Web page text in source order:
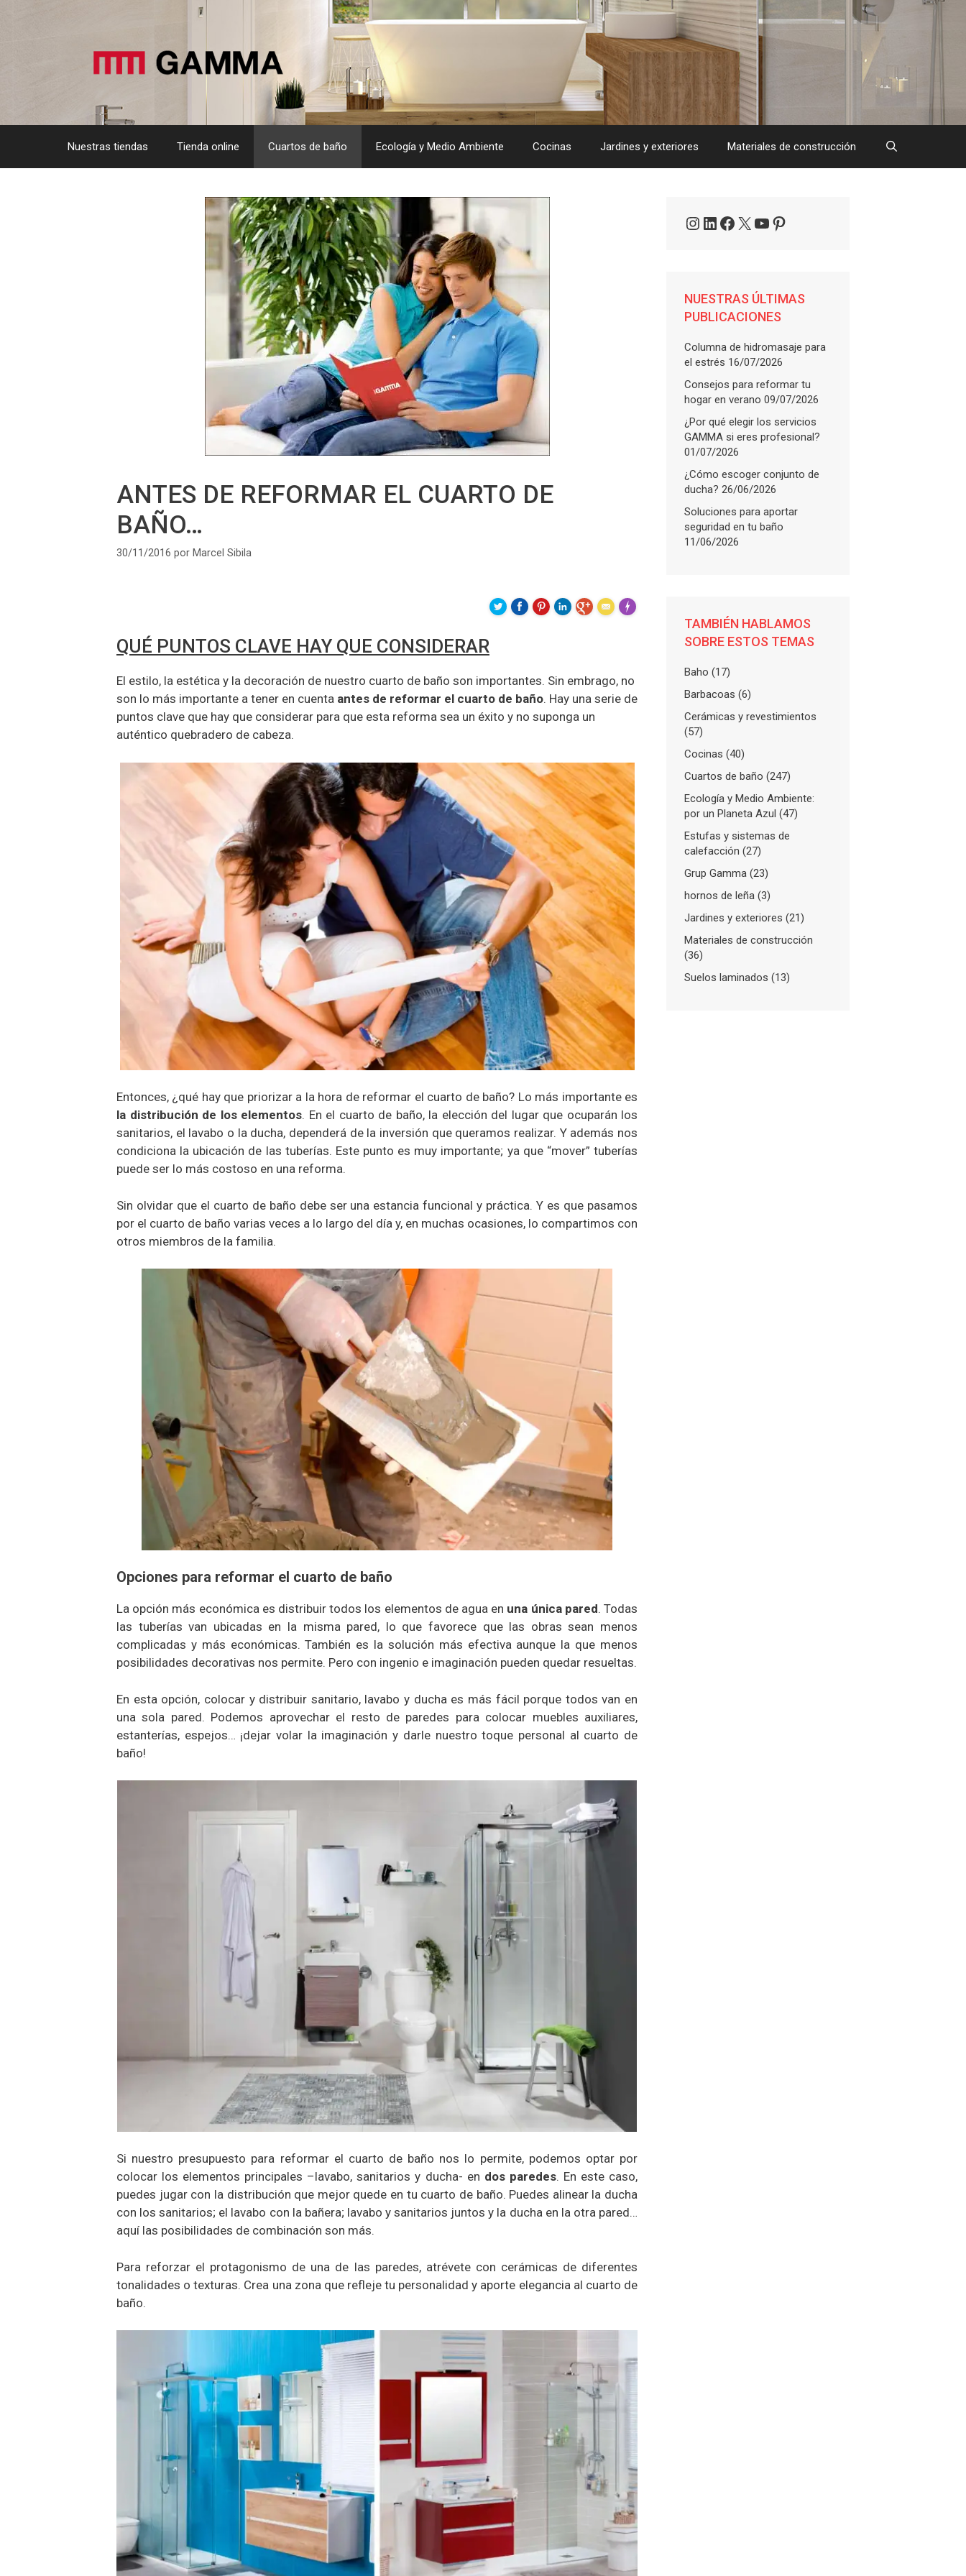
Nuestras tiendas Tienda online Cuartos de baño Ecología y Medio Ambiente Cocinas Jardines y exteriores Materiales de construcción
ANTES DE REFORMAR EL CUARTO DE
BAÑO…
30/11/2016 por Marcel Sibila
FLARE
More Info
QUÉ PUNTOS CLAVE HAY QUE CONSIDERAR
El estilo, la estética y la decoración de nuestro cuarto de baño son importantes. Sin embrago, no
son lo más importante a tener en cuenta antes de reformar el cuarto de baño. Hay una serie de
puntos clave que hay que considerar para que esta reforma sea un éxito y no suponga un
auténtico quebradero de cabeza.
Entonces, ¿qué hay que priorizar a la hora de reformar el cuarto de baño? Lo más importante es
la distribución de los elementos. En el cuarto de baño, la elección del lugar que ocuparán los
sanitarios, el lavabo o la ducha, dependerá de la inversión que queramos realizar. Y además nos
condiciona la ubicación de las tuberías. Este punto es muy importante; ya que “mover” tuberías
puede ser lo más costoso en una reforma.
Sin olvidar que el cuarto de baño debe ser una estancia funcional y práctica. Y es que pasamos
por el cuarto de baño varias veces a lo largo del día y, en muchas ocasiones, lo compartimos con
otros miembros de la familia.
Opciones para reformar el cuarto de baño
La opción más económica es distribuir todos los elementos de agua en una única pared. Todas
las tuberías van ubicadas en la misma pared, lo que favorece que las obras sean menos
complicadas y más económicas. También es la solución más efectiva aunque la que menos
posibilidades decorativas nos permite. Pero con ingenio e imaginación pueden quedar resueltas.
En esta opción, colocar y distribuir sanitario, lavabo y ducha es más fácil porque todos van en
una sola pared. Podemos aprovechar el resto de paredes para colocar muebles auxiliares,
estanterías, espejos… ¡dejar volar la imaginación y darle nuestro toque personal al cuarto de
baño!
Si nuestro presupuesto para reformar el cuarto de baño nos lo permite, podemos optar por
colocar los elementos principales –lavabo, sanitarios y ducha- en dos paredes. En este caso,
puedes jugar con la distribución que mejor quede en tu cuarto de baño. Puedes alinear la ducha
con los sanitarios; el lavabo con la bañera; lavabo y sanitarios juntos y la ducha en la otra pared…
aquí las posibilidades de combinación son más.
Para reforzar el protagonismo de una de las paredes, atrévete con cerámicas de diferentes
tonalidades o texturas. Crea una zona que refleje tu personalidad y aporte elegancia al cuarto de
baño.
Instagram
LinkedIn
Facebook
X YouTube
Pinterest
NUESTRAS ÚLTIMAS
PUBLICACIONES
Columna de hidromasaje para
el estrés 16/07/2026
Consejos para reformar tu
hogar en verano 09/07/2026
¿Por qué elegir los servicios
GAMMA si eres profesional?
01/07/2026
¿Cómo escoger conjunto de
ducha? 26/06/2026
Soluciones para aportar
seguridad en tu baño
11/06/2026
TAMBIÉN HABLAMOS
SOBRE ESTOS TEMAS
Baho (17)
Barbacoas (6)
Cerámicas y revestimientos
(57)
Cocinas (40)
Cuartos de baño (247)
Ecología y Medio Ambiente:
por un Planeta Azul (47)
Estufas y sistemas de
calefacción (27)
Grup Gamma (23)
hornos de leña (3)
Jardines y exteriores (21)
Materiales de construcción
(36)
Suelos laminados (13)